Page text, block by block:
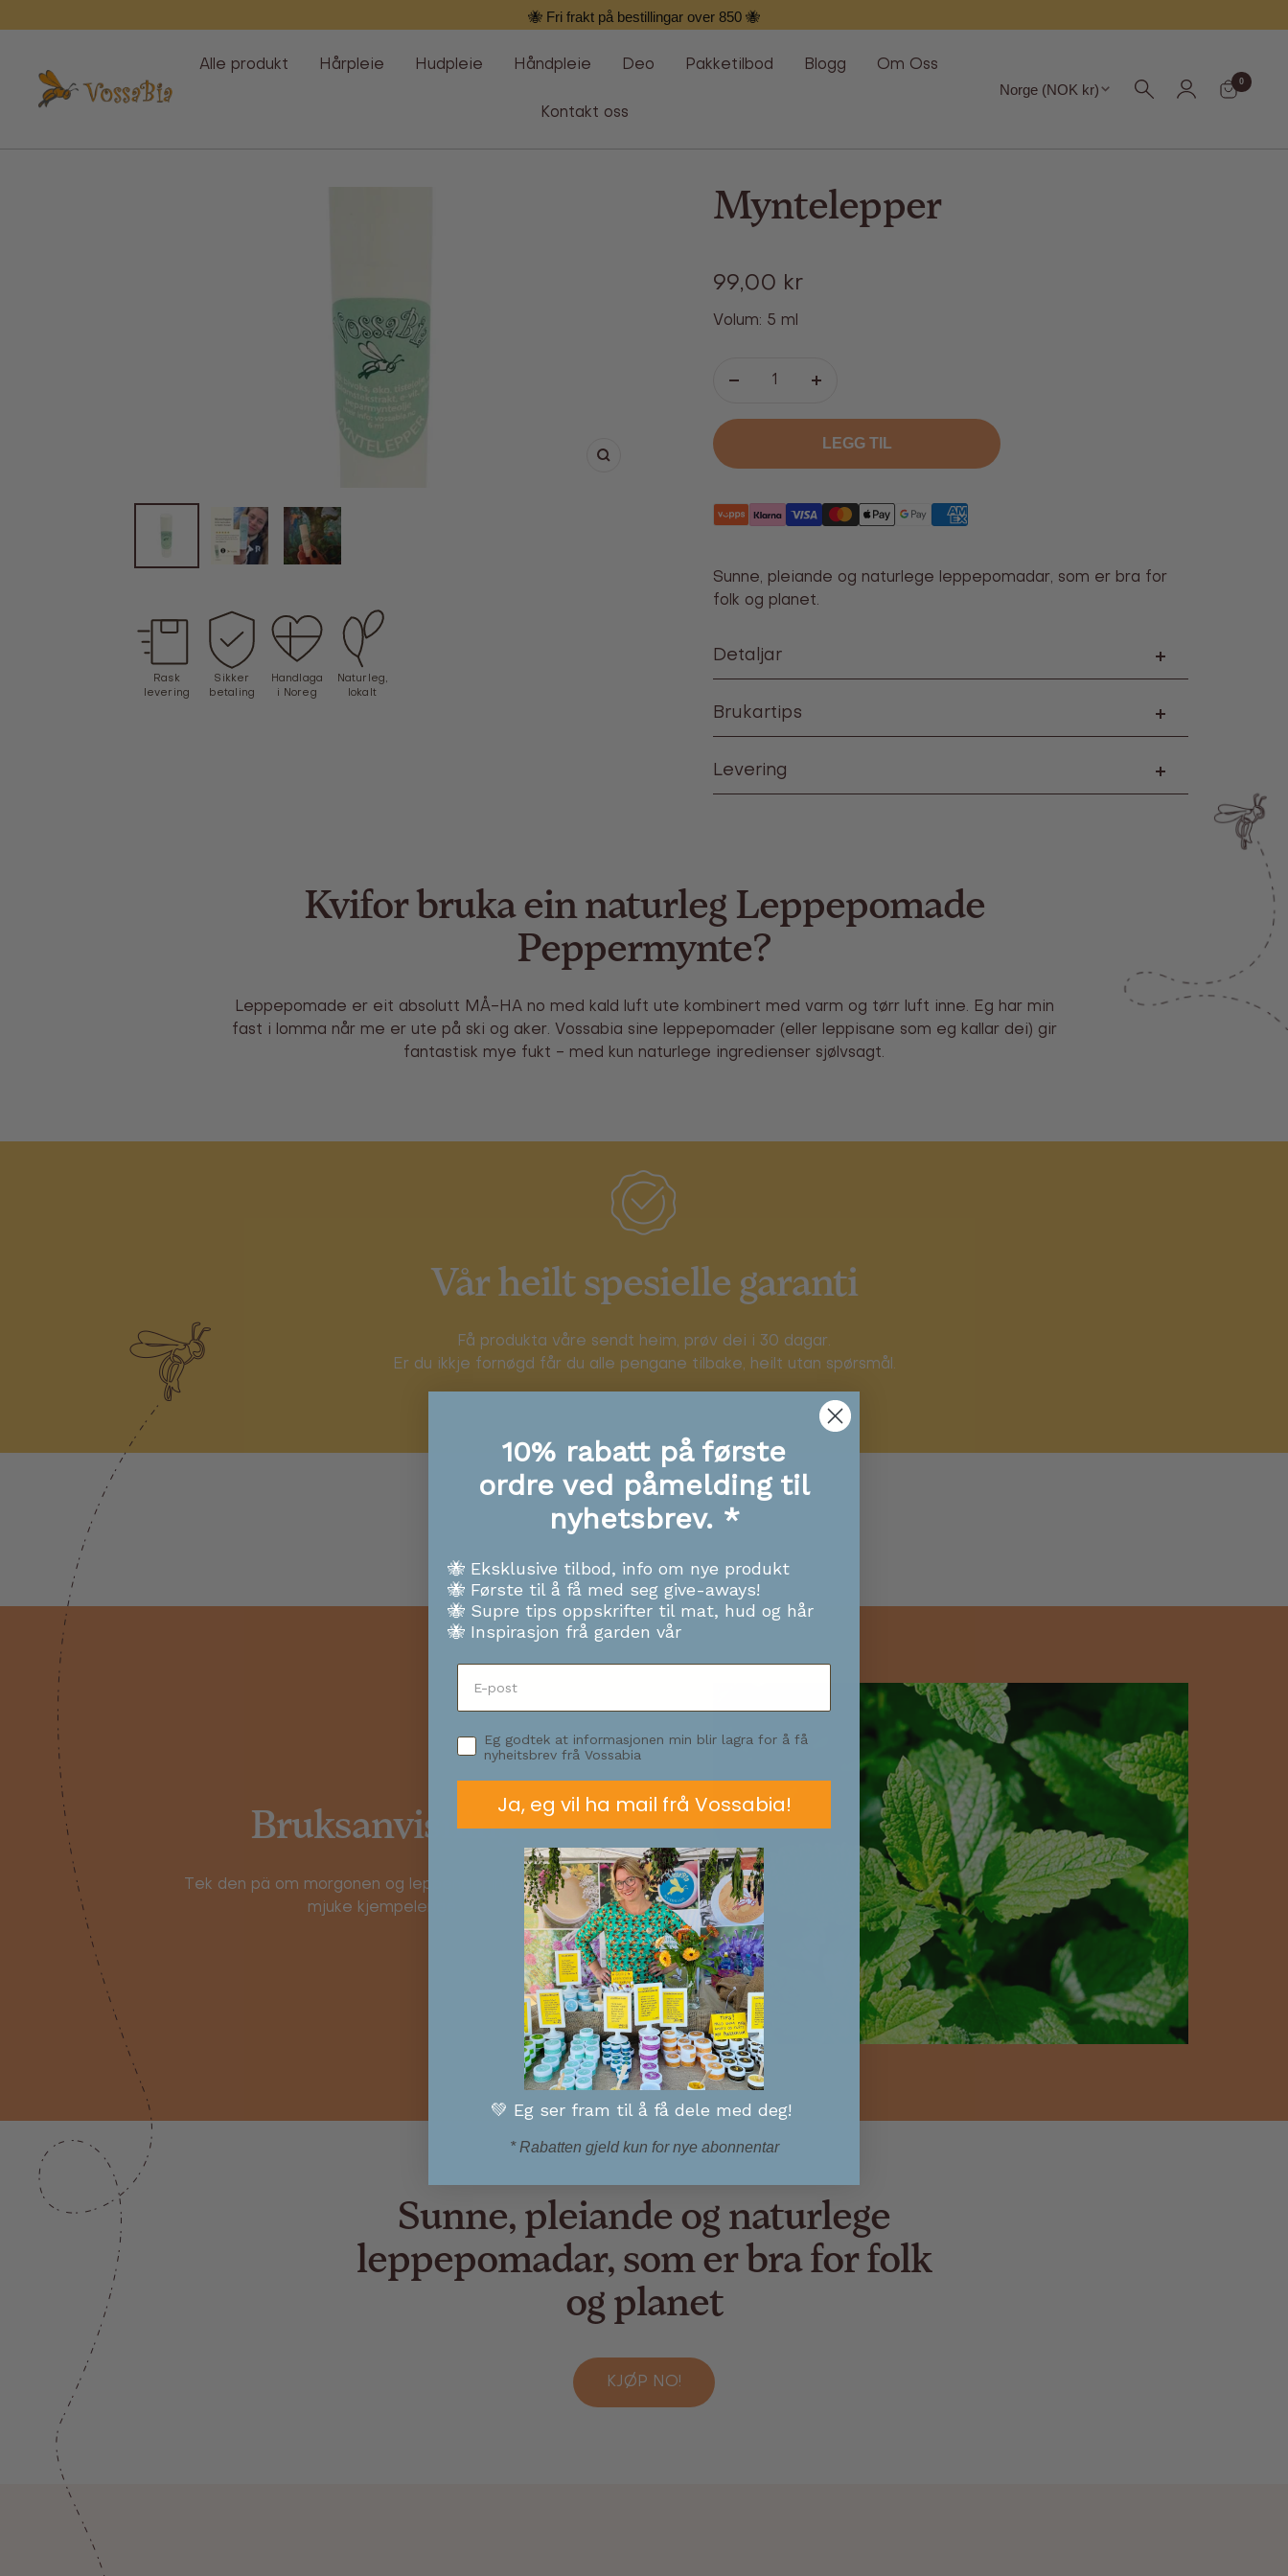
over
🐝 Fri frakt på bestillingar over 850 🐝
Alle produkt Hårpleie Hudpleie Håndpleie Deo Pakketilbod Blogg Om Oss
Kontakt oss
Vossabia Region
Norge (NOK kr) 0
Forstørr
Rask
levering
Sikker
betaling
Handlaga
i Noreg
Naturleg,
lokalt
Myntelepper
Tilbud
99,00 kr
Volum: 5 ml
Øk
LEGG TIL
Sunne, pleiande og naturlege leppepomadar, som er bra for
folk og planet.
Detaljar
Brukartips
Levering
Kvifor bruka ein naturleg Leppepomade
Peppermynte?
Leppepomade er eit absolutt MÅ-HA no med kald luft ute kombinert med varm og tørr luft inne. Eg har min
fast i lomma når me er ute på ski og aker. Vossabia sine leppepomader (eller leppisane som eg kallar dei) gir
fantastisk mye fukt - med kun naturlege ingredienser sjølvsagt.
Vår heilt spesielle garanti
Få produkta våre sendt heim, prøv dei i 30 dagar.
Er du ikkje fornøgd får du alle pengane tilbake, heilt utan spørsmål.
Bruksanvisning
Tek den pä om morgonen og leppene mine held seg
mjuke kjempelenge.
Sunne, pleiande og naturlege
leppepomadar, som er bra for folk
og planet
KJØP NO!
10% rabatt på første
ordre ved påmelding til
nyhetsbrev. *
🐝 Eksklusive tilbod, info om nye produkt
🐝 Første til å få med seg give-aways!
🐝 Supre tips oppskrifter til mat, hud og hår
🐝 Inspirasjon frå garden vår
Eg godtek at informasjonen min blir lagra for å få
nyheitsbrev frå Vossabia
Ja, eg vil ha mail frå Vossabia!
💚 Eg ser fram til å få dele med deg!
* Rabatten gjeld kun for nye abonnentar